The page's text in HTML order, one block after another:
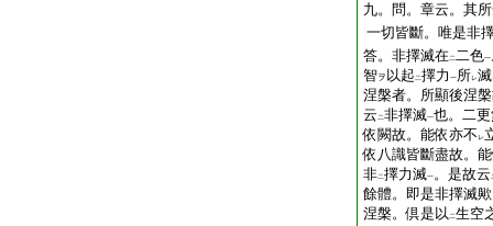
九。問。章云。其
一切皆斷。唯是非
答。非擇滅在二二色一
智ヲ 以起 二擇力 一所レ滅
涅槃者。所顯後涅
云 二非擇滅一也。二
依闕故。能依亦不 レ
依八識皆斷盡故。
非二擇力滅一。是故云
餘體。即是非擇滅
涅槃。倶是以 二生空